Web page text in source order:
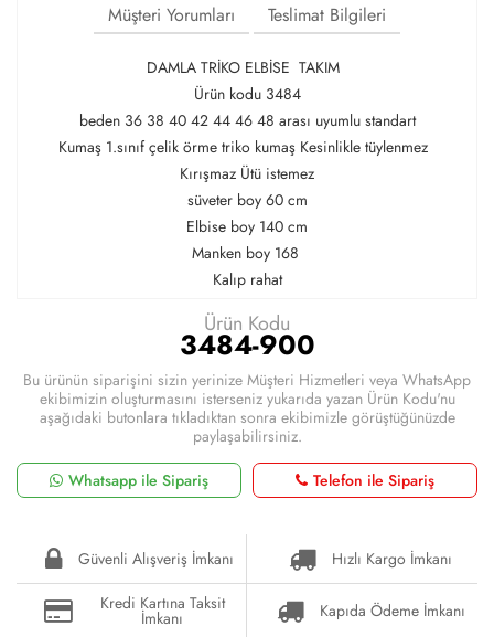
Müşteri Yorumları
Teslimat Bilgileri
DAMLA TRİKO ELBİSE TAKIM
Ürün kodu 3484
beden 36 38 40 42 44 46 48 arası uyumlu standart
Kumaş 1.sınıf çelik örme triko kumaş Kesinlikle tüylenmez
Kırışmaz Ütü istemez
süveter boy 60 cm
Elbise boy 140 cm
Manken boy 168
Kalıp rahat
Ürün Kodu
3484-900
Bu ürünün siparişini sizin yerinize Müşteri Hizmetleri veya WhatsApp
ekibimizin oluşturmasını isterseniz yukarıda yazan Ürün Kodu'nu
aşağıdaki butonlara tıkladıktan sonra ekibimizle görüştüğünüzde
paylaşabilirsiniz.
Whatsapp ile Sipariş
Telefon ile Sipariş
Güvenli Alışveriş İmkanı
Hızlı Kargo İmkanı
Kredi Kartına Taksit
İmkanı Kapıda Ödeme İmkanı